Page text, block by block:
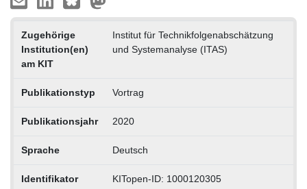
Zugehörige
Institution(en)
am KIT
Institut für Technikfolgenabschätzung
und Systemanalyse (ITAS)
Publikationstyp Vortrag
Publikationsjahr 2020
Sprache Deutsch
Identifikator KITopen-ID: 1000120305